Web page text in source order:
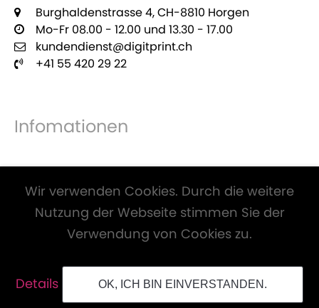
Burghaldenstrasse 4, CH-8810 Horgen
Mo-Fr 08.00 - 12.00 und 13.30 - 17.00
kundendienst@digitprint.ch
+41 55 420 29 22
Infomationen
Alle Preise inkl. Mwst. und zzgl.Versandkosten
Wir verwenden Cookies. Durch die weitere
Nutzung der Webseite stimmen Sie der
Verwendung von Cookies zu.
Details OK, ICH BIN EINVERSTANDEN.